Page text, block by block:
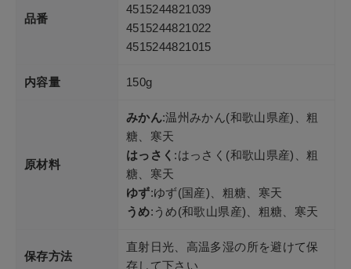
品番
4515244821039
4515244821022
4515244821015
内容量 150g
原材料
みかん:温州みかん(和歌山県産)、粗
糖、寒天
はっさく :はっさく(和歌山県産)、粗
糖、寒天
ゆず:ゆず(国産)、粗糖、寒天
うめ:うめ(和歌山県産)、粗糖、寒天
保存方法
直射日光、高温多湿の所を避けて保
存して下さい